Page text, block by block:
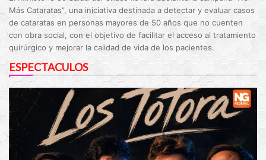
Más Cataratas”, una iniciativa destinada a detectar y evaluar casos
de cataratas en personas mayores de 50 años que no cuenten
con obra social, con el objetivo de facilitar el acceso al tratamiento
quirúrgico y mejorar la calidad de vida de los pacientes.
ESPECTACULOS